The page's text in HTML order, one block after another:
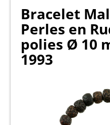
Bracelet
Perles en
polies Ø 10
1993